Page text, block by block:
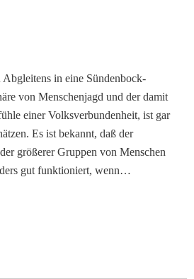
in eine Sündenbock-
von Menschenjagd und der damit
einer Volksverbundenheit, ist gar
Es ist bekannt, daß der
größerer Gruppen von Menschen
gut funktioniert, wenn…